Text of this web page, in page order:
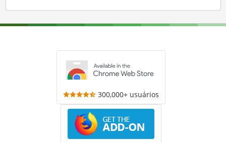
300,000+ usuários